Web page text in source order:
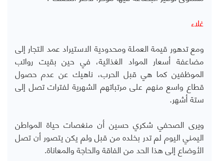
غلاء
ومع تدهور قيمة العملة ومحدودية الاستيراد عمد التجار إلى
مضاعفة أسعار المواد الغذائية، في حين بقيت رواتب
الموظفين كما هي قبل الحرب، ناهيك عن عدم حصول
قطاع واسع منهم على مرتباتهم الشهرية لفترات تصل إلى
ستة أشهر.
ويرى الصحفي شكري حسين أن منغصات حياة المواطن
اليمني اليوم لم تدر بخلده من قبل ولم يكن يتصور أن تصل
الأوضاع إلى هذا الحد من الفاقة والحاجة والمعاناة.